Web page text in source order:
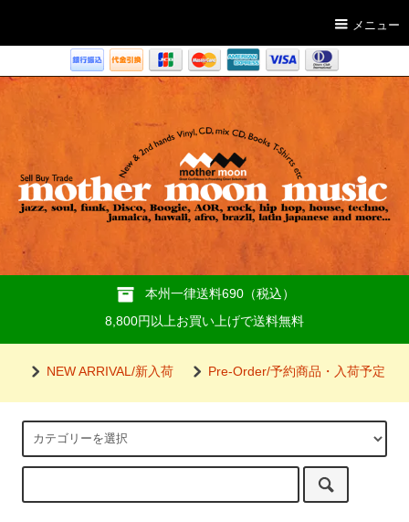
メニュー
本州一律送料690（税込）
8,800円以上お買い上げで送料無料
NEW ARRIVAL/新入荷 Pre-Order/予約商品・入荷予定